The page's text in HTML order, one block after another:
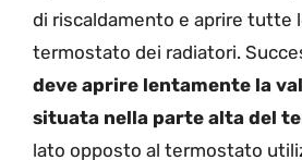
di riscaldamento e aprire tutte
termostato dei radiatori.
deve aprire lentamente la
situata nella parte alta del
lato opposto al termostato